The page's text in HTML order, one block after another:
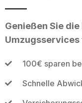
Genießen Sie
Umzugsservices
100€ sparen
Schnelle